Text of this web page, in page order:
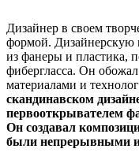
Дизайнер в своем
формой. Дизайнерскую
из фанеры и пластика,
фибергласса. Он
материалами и
скандинавском
первооткрывателем
Он создавал
были непрерывными